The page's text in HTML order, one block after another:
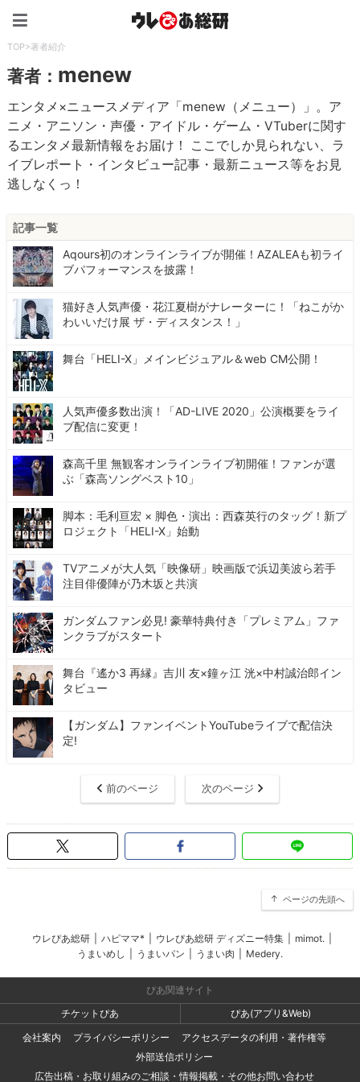
TOP>著者紹介
著者： menew
エンタメ×ニュースメディア「menew（メニュー）」。ア
ニメ・アニソン・声優・アイドル・ゲーム・VTuberに関す
るエンタメ最新情報をお届け！ ここでしか見られない、ラ
イブレポート・インタビュー記事・最新ニュース等をお見
逃しなくっ！
記事一覧
Aqours初のオンラインライブが開催！AZALEAも初ライ
ブパフォーマンスを披露！
猫好き人気声優・花江夏樹がナレーターに！「ねこがか
わいいだけ展 ザ・ディスタンス！」
舞台「HELI-X」メインビジュアル＆web CM公開！
人気声優多数出演！「AD-LIVE 2020」公演概要をライ
ブ配信に変更！
森高千里 無観客オンラインライブ初開催！ファンが選
ぶ「森高ソングベスト10」
脚本：毛利亘宏 × 脚色・演出：西森英行のタッグ！新プ
ロジェクト「HELI-X」始動
TVアニメが大人気「映像研」映画版で浜辺美波ら若手
注目俳優陣が乃木坂と共演
ガンダムファン必見! 豪華特典付き「プレミアム」ファ
ンクラブがスタート
舞台『遙か3 再縁』吉川 友×鐘ヶ江 洸×中村誠治郎イン
タビュー
【ガンダム】ファンイベントYouTubeライブで配信決
定!
前のページ 次のページ
ページの先頭へ
ウレぴあ総研 ハピママ* ウレぴあ総研 ディズニー特集 mimot.
うまいめし
うまいパン うまい肉 Medery.
ぴあ関連サイト
チケットぴあ
ぴあ(アプリ&Web)
会社案内
プライバシーポリシー
アクセスデータの利用・著作権等
外部送信ポリシー
広告出稿・お取り組みのご相談・情報掲載・その他お問い合わせ